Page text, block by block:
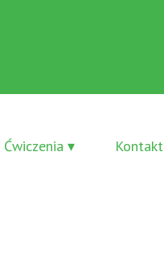
Ćwiczenia ▾ Kontakt